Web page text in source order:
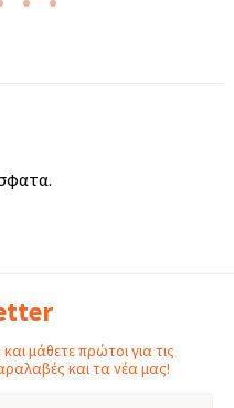
μάθετε πρώτοι για τις
και τα νέα μας!